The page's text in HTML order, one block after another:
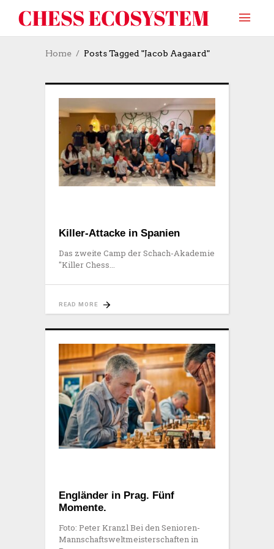
Home Posts Tagged "Jacob Aagaard"
Killer-Attacke in Spanien
Das zweite Camp der Schach-Akademie
"Killer Chess
READ MORE
Engländer in Prag. Fünf
Momente.
Foto: Peter Kranzl Bei den Senioren-
Mannschaftsweltmeisterschaften in